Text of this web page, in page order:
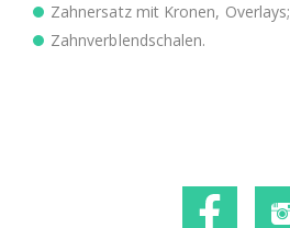
Zahnersatz mit Kronen, Overlays;
Zahnverblendschalen.